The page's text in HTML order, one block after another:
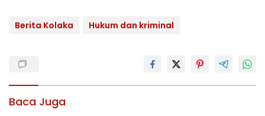
Berita Kolaka Hukum dan kriminal
Baca Juga